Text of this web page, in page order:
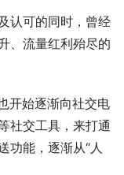
认可的同时，曾经
、流量红利殆尽的
开始逐渐向社交电
社交工具，来打通
功能，逐渐从“人